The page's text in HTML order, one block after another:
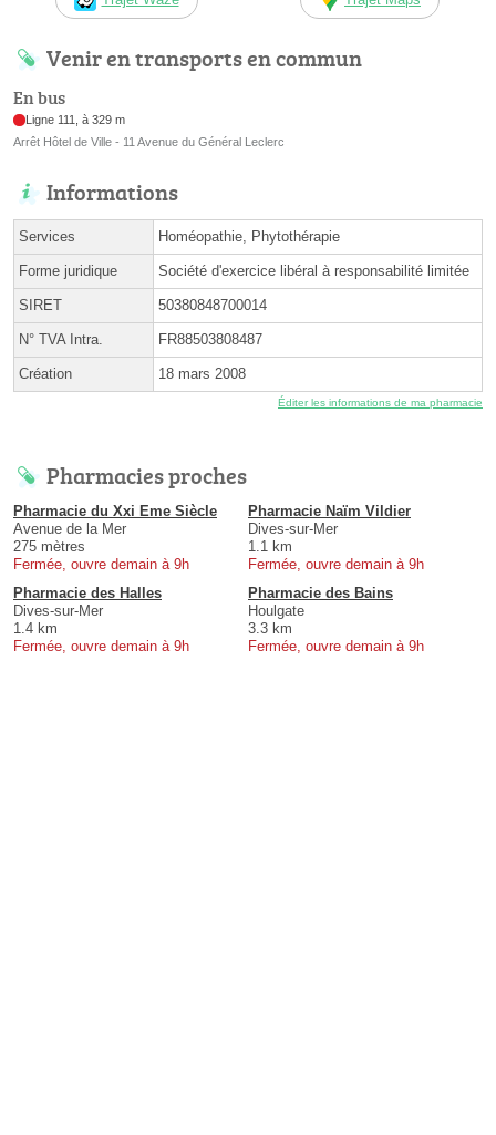
Venir en transports en commun
En bus
Ligne 111, à 329 m
Arrêt Hôtel de Ville - 11 Avenue du Général Leclerc
Informations
Services Homéopathie, Phytothérapie
Forme juridique Société d'exercice libéral à responsabilité limitée
SIRET 50380848700014
N° TVA Intra. FR88503808487
Création 18 mars 2008
Éditer les informations de ma pharmacie
Pharmacies proches
Pharmacie du Xxi Eme Siècle
Avenue de la Mer
275 mètres
Fermée, ouvre demain à 9h
Pharmacie Naïm Vildier
Dives-sur-Mer
1.1 km
Fermée, ouvre demain à 9h
Pharmacie des Halles
Dives-sur-Mer
1.4 km
Fermée, ouvre demain à 9h
Pharmacie des Bains
Houlgate
3.3 km
Fermée, ouvre demain à 9h